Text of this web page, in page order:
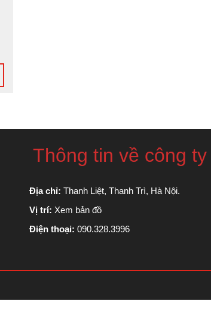
Thông tin về công ty
Địa chỉ: Thanh Liệt, Thanh Trì, Hà Nội.
Vị trí: Xem bản đồ
Điện thoại: 090.328.3996
Up